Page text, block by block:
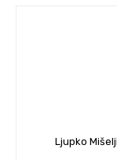
Ljupko